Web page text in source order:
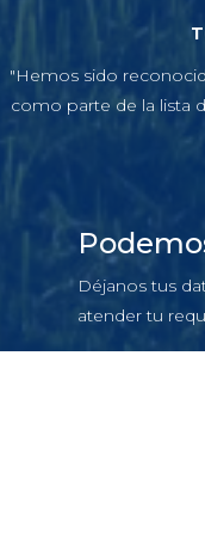
"Hemos sido
como parte de la lista
Déjanos tus
atender tu